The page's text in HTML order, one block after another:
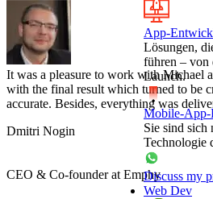
It was a pleasure to work with Michael
with the final result which turned to be
accurate. Besides, everything was
Dmitri Nogin
CEO & Co-founder at Emphy
App-
Lösungen,
führen – von
Launch.
Mobile-
Sie sind sich
Technologie
Discuss my
Web Dev